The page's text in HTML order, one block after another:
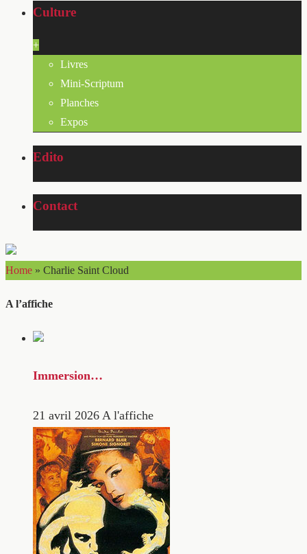
Culture
+
Livres
Mini-Scriptum
Planches
Expos
Edito
Contact
Home » Charlie Saint Cloud
A l’affiche
Immersion…
21 avril 2026 A l'affiche